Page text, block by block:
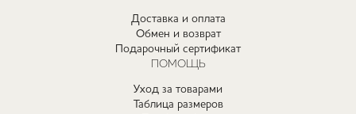
Доставка и оплата
Обмен и возврат
Подарочный сертификат
ПОМОЩЬ
Уход за товарами
Таблица размеров